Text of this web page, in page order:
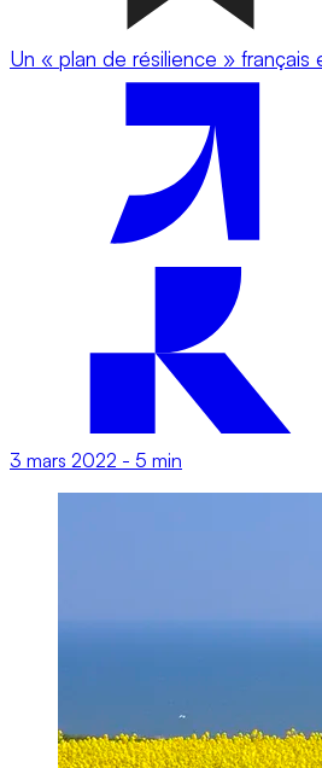
Un « plan de résilience » français
3 mars 2022 - 5 min